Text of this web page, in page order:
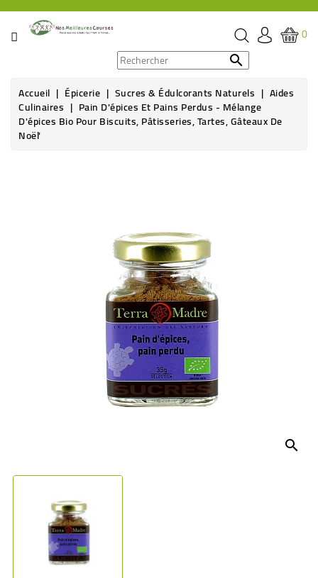
CATÉGORIE
ÉPICERIE
THÉ,
0

Accueil Épicerie Sucres & Édulcorants Naturels Aides
Culinaires Pain D'épices Et Pains Perdus - Mélange
D'épices Bio Pour Biscuits, Pâtisseries, Tartes, Gâteaux De
Noël'
search